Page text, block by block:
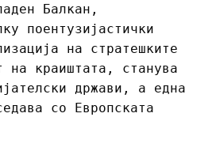
Балкан,
поентузијастички
на стратешките
на краиштата, станува
држави, а една
со Европската